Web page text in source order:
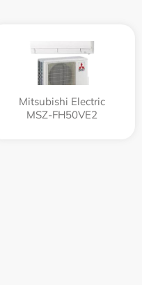
Mitsubishi Electric
MSZ-FH50VE2